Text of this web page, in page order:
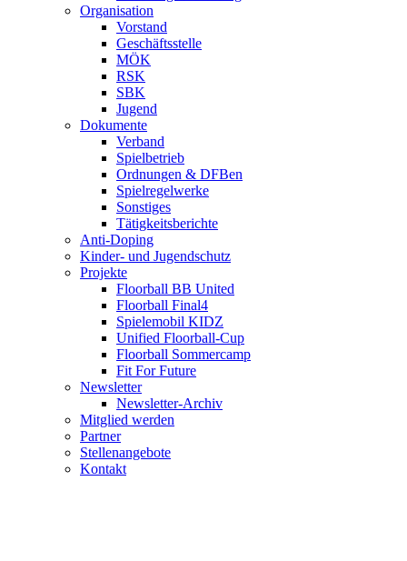
Organisation
Vorstand
Geschäftsstelle
MÖK
RSK
SBK
Jugend
Dokumente
Verband
Spielbetrieb
Ordnungen & DFBen
Spielregelwerke
Sonstiges
Tätigkeitsberichte
Anti-Doping
Kinder- und Jugendschutz
Projekte
Floorball BB United
Floorball Final4
Spielemobil KIDZ
Unified Floorball-Cup
Floorball Sommercamp
Fit For Future
Newsletter
Newsletter-Archiv
Mitglied werden
Partner
Stellenangebote
Kontakt